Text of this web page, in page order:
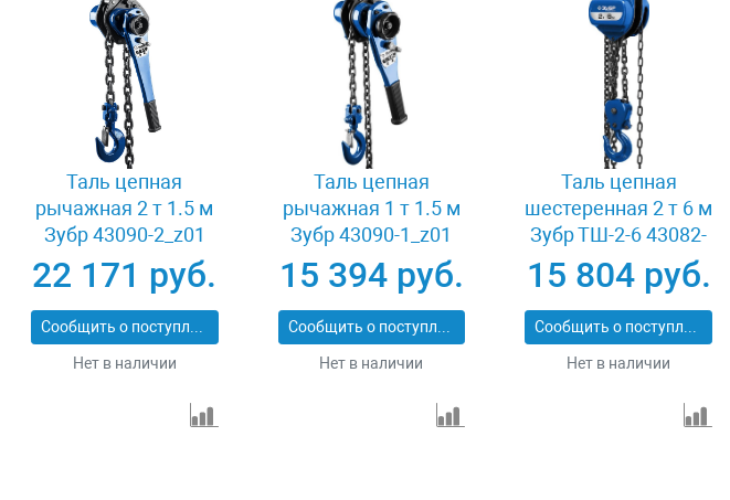
Таль цепная
рычажная 2 т 1.5 м
Зубр 43090-2_z01
22 171 руб.
Сообщить о поступлении
Нет в наличии
Таль цепная
рычажная 1 т 1.5 м
Зубр 43090-1_z01
15 394 руб.
Сообщить о поступлении
Нет в наличии
Таль цепная
шестеренная 2 т 6 м
Зубр ТШ-2-6 43082-
2_z01
15 804 руб.
Сообщить о поступлении
Нет в наличии